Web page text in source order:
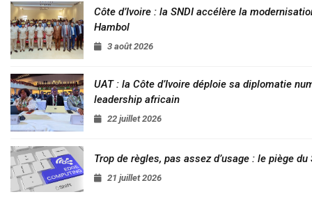
Côte d’Ivoire : la SNDI accélère la
Hambol
3 août 2026
UAT : la Côte d’Ivoire déploie sa diplomatie
leadership africain
22 juillet 2026
Trop de règles, pas assez d’usage : le piège du
21 juillet 2026